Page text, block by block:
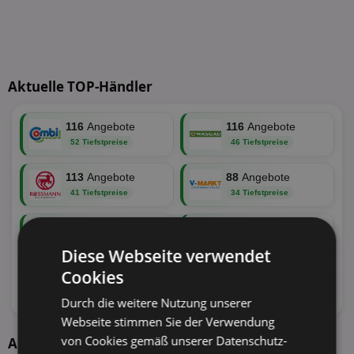
Aktuelle TOP-Händler
116 Angebote
52 Tiefstpreise
116 Angebote
46 Tiefstpreise
113 Angebote
41 Tiefstpreise
88 Angebote
34 Tiefstpreise
57 Angebote
Aktuelle Angebote
Diese Webseite verwendet
Cookies
Durch die weitere Nutzung unserer
Webseite stimmen Sie der Verwendung
von Cookies gemäß unserer Datenschutz-